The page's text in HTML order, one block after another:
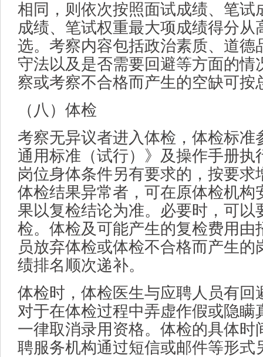
相同，则依次按照面试成绩、笔试
成绩、笔试权重最大项成绩得分从
选。考察内容包括政治素质、道德
守法以及是否需要回避等方面的情
察或考察不合格而产生的空缺可按
（八）体检
考察无异议者进入体检，体检标准
通用标准（试行）》及操作手册执
岗位身体条件另有要求的，按要求
体检结果异常者，可在原体检机构
果以复检结论为准。必要时，可以
检。体检及可能产生的复检费用由
员放弃体检或体检不合格而产生
绩排名顺次递补。
体检时，体检医生与应聘人员有回
对于在体检过程中弄虚作假或隐瞒
一律取消录用资格。体检的具体时
聘服务机构通过短信或邮件等形式